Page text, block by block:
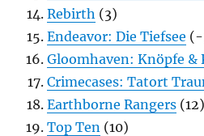
Rebirth (3)
Endeavor: Die Tiefsee
Gloomhaven: Knöpfe &
Crimecases: Tatort
Earthborne Rangers (12)
Top Ten (10)